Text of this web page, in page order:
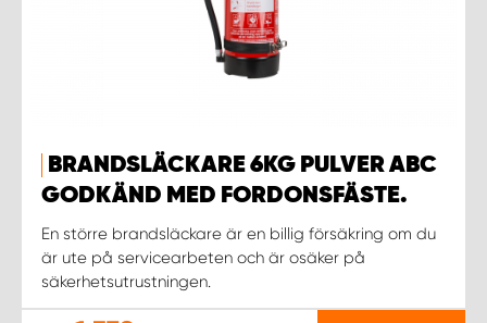
BRANDSLÄCKARE 6KG PULVER ABC
GODKÄND MED FORDONSFÄSTE.
En större brandsläckare är en billig försäkring om du
är ute på servicearbeten och är osäker på
säkerhetsutrustningen.